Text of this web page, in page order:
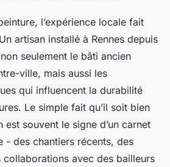
l’expérience locale fait
artisan installé à Rennes depuis
seulement le bâti ancien
ville, mais aussi les
qui influencent la durabilité
Le simple fait qu’il soit bien
souvent le signe d’un carnet
- des chantiers récents, des
avec des bailleurs